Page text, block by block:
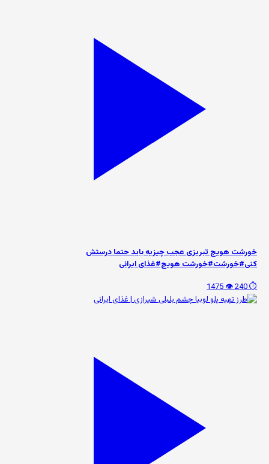
خورشت هویج تبریزی عجب چیزیه باید حتما درستش
کنی#خورشت#خورشت هویج#غذای ایرانی
⏱️ 240
👁️ 1475